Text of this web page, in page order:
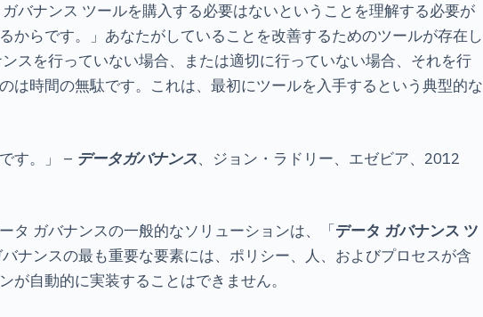
ガバナンス ツールを購入する必要はないということを理解する必要が
からです。」あなたがしていることを改善するためのツールが存在し
スを行っていない場合、または適切に行っていない場合、それを行
は時間の無駄です。これは、最初にツールを入手するという典型的な
す。」 – データガバナンス、ジョン・ラドリー、エゼビア、2012
タ ガバナンスの一般的なソリューションは、「データ ガバナンス ツ
ナンスの最も重要な要素には、ポリシー、人、およびプロセスが含
が自動的に実装することはできません。